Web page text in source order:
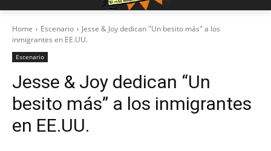
Home Escenario
Jesse & Joy dedican "Un besito más" a los
inmigrantes en EE.UU.
Escenario
Jesse & Joy dedican “Un
besito más” a los inmigrantes
en EE.UU.